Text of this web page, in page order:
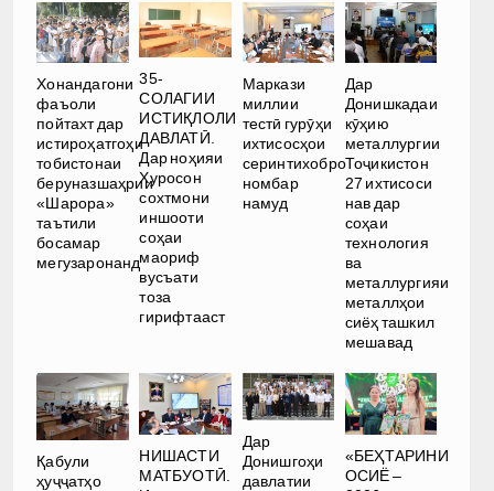
Хонандагони
фаъоли
пойтахт дар
истироҳатгоҳи
тобистонаи
беруназшаҳрии
«Шарора»
таътили
босамар
мегузаронанд
35-
СОЛАГИИ
ИСТИҚЛОЛИ
ДАВЛАТӢ.
Дар ноҳияи
Хуросон
сохтмони
иншооти
соҳаи
маориф
вусъати
тоза
гирифтааст
Маркази
миллии
тестӣ гурӯҳи
ихтисосҳои
серинтихобро
номбар
намуд
Дар
Донишкадаи
кӯҳию
металлургии
Тоҷикистон
27 ихтисоси
нав дар
соҳаи
технология
ва
металлургияи
металлҳои
сиёҳ ташкил
мешавад
Қабули
ҳуҷҷатҳо
НИШАСТИ
МАТБУОТӢ.
Дар
Донишгоҳи
давлатии
«БЕҲТАРИНИ
ОСИЁ –